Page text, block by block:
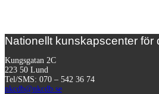
Nationellt kunskapscenter för
Kungsgatan 2C
223 50 Lund
Tel/SMS: 070 – 542 36 74
nkcdb@nkcdb.se